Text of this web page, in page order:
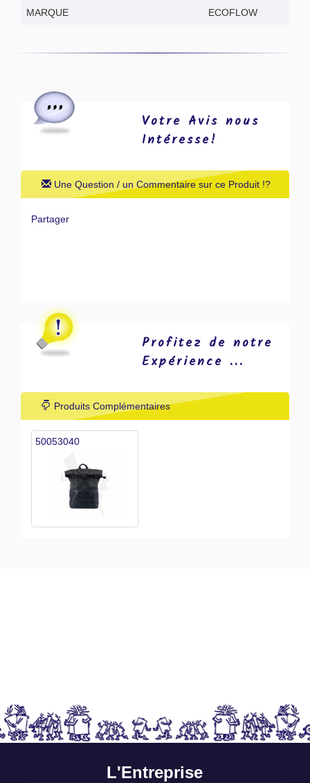
MARQUE ECOFLOW
Votre Avis nous
Intéresse!
Une Question / un Commentaire sur ce Produit !?
Partager
Profitez de notre
Expérience ...
Produits Complémentaires
50053040
L'Entreprise